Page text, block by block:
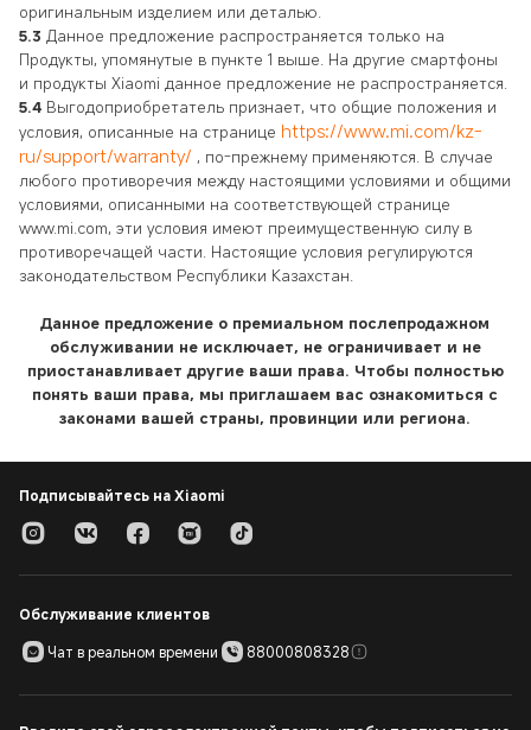
оригинальным изделием или деталью.
5.3 Данное предложение распространяется только на
Продукты, упомянутые в пункте 1 выше. На другие смартфоны
и продукты Xiaomi данное предложение не распространяется.
5.4 Выгодоприобретатель признает, что общие положения и
условия, описанные на странице https://www.mi.com/kz-
ru/support/warranty/ , по-прежнему применяются. В случае
любого противоречия между настоящими условиями и общими
условиями, описанными на соответствующей странице
www.mi.com, эти условия имеют преимущественную силу в
противоречащей части. Настоящие условия регулируются
законодательством Республики Казахстан.
Данное предложение о премиальном послепродажном
обслуживании не исключает, не ограничивает и не
приостанавливает другие ваши права. Чтобы полностью
понять ваши права, мы приглашаем вас ознакомиться с
законами вашей страны, провинции или региона.
Подписывайтесь на Xiaomi
Обслуживание клиентов
Чат в реальном времени
88000808328